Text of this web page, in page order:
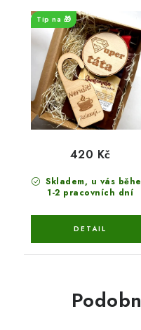
Tip na 🎁
Skladem, u vás
1-2 pracovních dní
420 Kč